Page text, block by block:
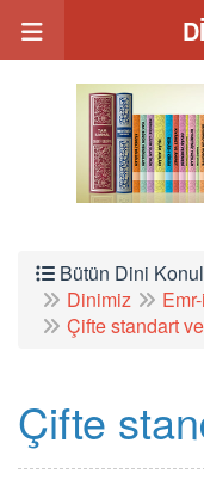
Bütün Dini
Dinimiz
Çifte standart
Çifte